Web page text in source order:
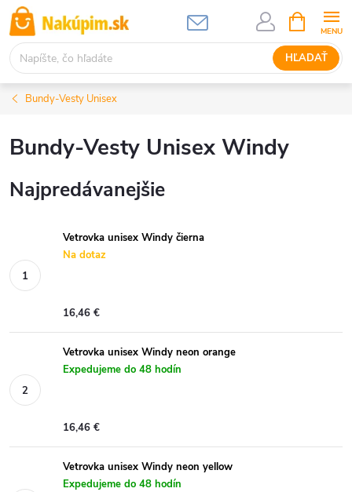
Prejsť
na
obsah
HĽADAŤ
KOŠÍK
Bundy-Vesty Unisex
Bundy-Vesty Unisex Windy
Najpredávanejšie
Vetrovka unisex Windy čierna
Na dotaz
16,46 €
Vetrovka unisex Windy neon orange
Expedujeme do 48 hodín
16,46 €
Vetrovka unisex Windy neon yellow
Expedujeme do 48 hodín